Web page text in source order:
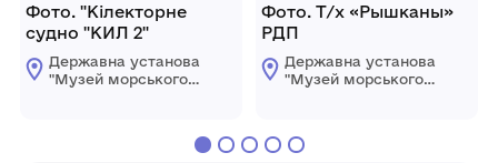
Фото. "Кілекторне
судно "КИЛ 2"
Державна установа
"Музей морського
Фото. Т/х «Рышканы»
РДП
Державна установа
"Музей морського